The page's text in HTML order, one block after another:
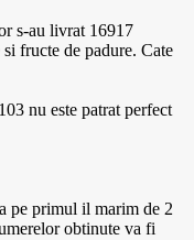
s-au livrat 16917
fructe de padure. Cate
nu este patrat perfect
pe primul il marim de 2
obtinute va fi